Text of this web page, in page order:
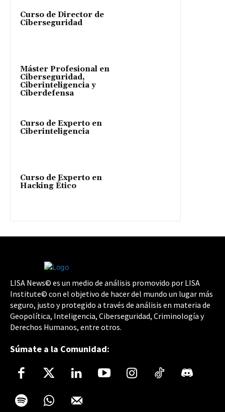
Curso de Director de
Ciberseguridad
Máster Profesional en
Ciberseguridad,
Ciberinteligencia y
Ciberdefensa
Curso de Experto en
Ciberinteligencia
Curso de Experto en
Hacking Ético
LISA News© es un medio de análisis promovido por LISA
Institute© con el objetivo de hacer del mundo un lugar más
seguro, justo y protegido a través de análisis en materia de
Geopolítica, Inteligencia, Ciberseguridad, Criminología y
Derechos Humanos, entre otros.
Súmate a la Comunidad: